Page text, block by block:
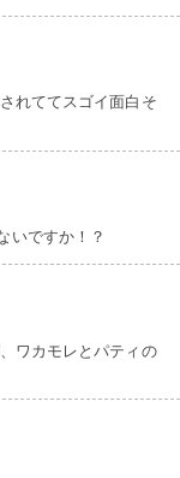
れててスゴイ面白そ
いですか！？
ワカモレとパティの